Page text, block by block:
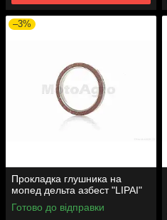
–3%
Прокладка глушника на
мопед дельта азбест "LIPAI"
Готово до відправки